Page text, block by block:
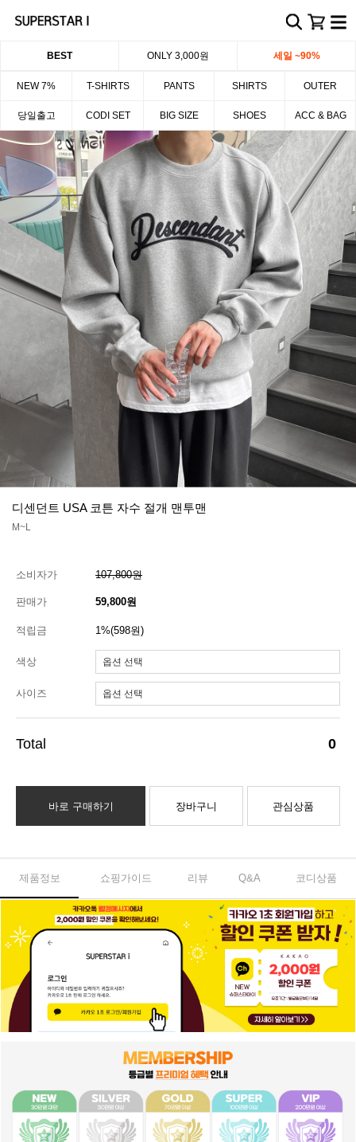
BEST ONLY 3,000원 세일 ~90%
NEW 7% T-SHIRTS PANTS SHIRTS OUTER
당일출고 CODI SET BIG SIZE SHOES ACC & BAG
디센던트 USA 코튼 자수 절개 맨투맨
M~L
소비자가 107,800원
판매가 59,800원
적립금 1%(598원)
색상
사이즈
0
바로 구매하기 장바구니 관심상품
제품정보 쇼핑가이드 리뷰 Q&A 코디상품